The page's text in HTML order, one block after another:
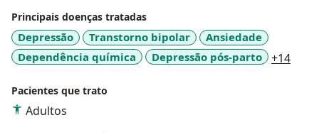
e Psiquiatria da Associação Mundial de Psiquiatria
2023-2026 (WPA). Médico Psiquiatria do Grupo
Hospitalar Conceição de Porto Alegre (GHC). Preceptor
do Hospital de Clínicas de Porto Alegre (HCPA) e Grupo
Hospitalar Conceição (GHC). Professor de Medicina e
Principais doenças tratadas
Depressão Transtorno bipolar
Ansiedade
Dependência química
Depressão pós-parto +14
Pacientes que trato
Adultos